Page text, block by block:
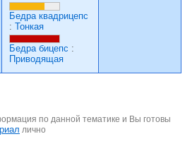
Бедра квадрицепс
: Тонкая
Бедра бицепс :
Приводящая
по данной тематике и Вы готовы
лично